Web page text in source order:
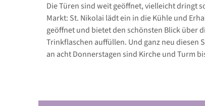
Die Türen sind weit geöffnet, vielleicht dringt
Markt: St. Nikolai lädt ein in die Kühle und
geöffnet und bietet den schönsten Blick über
Trinkflaschen auffüllen. Und ganz neu diesen
an acht Donnerstagen sind Kirche und Turm